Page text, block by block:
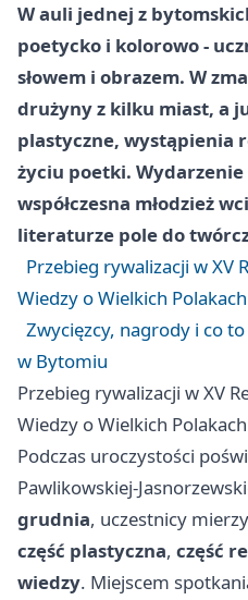
W auli jednej z
poetycko i kolorowo -
słowem i obrazem. W
drużyny z kilku miast, a
plastyczne, wystąpienia
życiu poetki. Wydarzenie
współczesna młodzież
literaturze pole do
Przebieg rywalizacji w XV
Wiedzy o Wielkich Polakach
Zwycięzcy, nagrody i co
w Bytomiu
Przebieg rywalizacji w XV
Wiedzy o Wielkich Polakach
Podczas uroczystości
Pawlikowskiej-
grudnia, uczestnicy
część plastyczna, część
wiedzy. Miejscem